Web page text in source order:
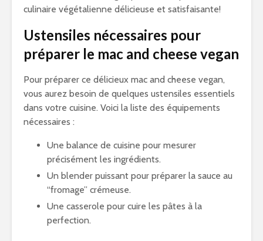
culinaire végétalienne délicieuse et satisfaisante!
Ustensiles nécessaires pour
préparer le mac and cheese vegan
Pour préparer ce délicieux mac and cheese vegan,
vous aurez besoin de quelques ustensiles essentiels
dans votre cuisine. Voici la liste des équipements
nécessaires :
Une balance de cuisine pour mesurer
précisément les ingrédients.
Un blender puissant pour préparer la sauce au
“fromage” crémeuse.
Une casserole pour cuire les pâtes à la
perfection.